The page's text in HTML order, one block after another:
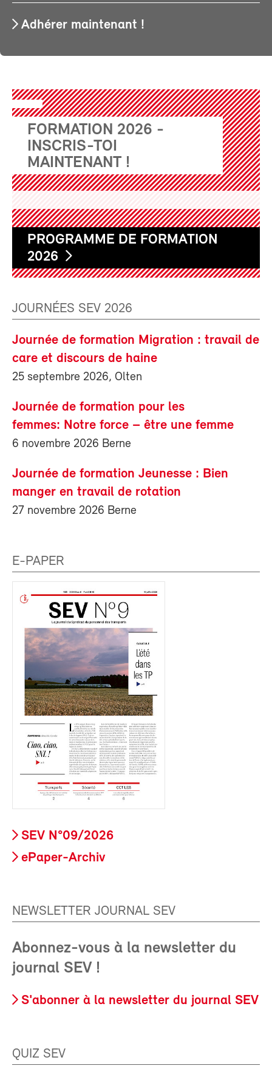
Adhérer maintenant !
FORMATION 2026 -
INSCRIS-TOI
MAINTENANT !
PROGRAMME DE FORMATION
2026
JOURNÉES SEV 2026
Journée de formation Migration : travail de
care et discours de haine
25 septembre 2026, Olten
Journée de formation pour les
femmes: Notre force – être une femme
6 novembre 2026 Berne
Journée de formation Jeunesse : Bien
manger en travail de rotation
27 novembre 2026 Berne
E-PAPER
SEV N°09/2026
ePaper-Archiv
NEWSLETTER JOURNAL SEV
Abonnez-vous à la newsletter du
journal SEV !
S'abonner à la newsletter du journal SEV
QUIZ SEV